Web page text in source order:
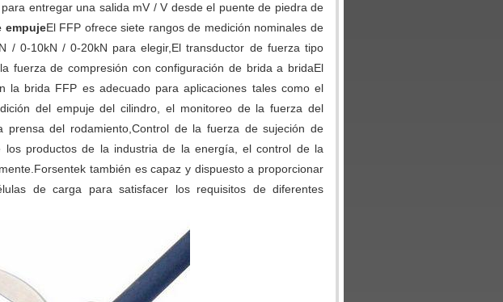
entregar una salida mV / V desde el puente de piedra de
empujeEl FFP ofrece siete rangos de medición nominales de
/ 0-10kN / 0-20kN para elegir,El transductor de fuerza tipo
fuerza de compresión con configuración de brida a bridaEl
la brida FFP es adecuado para aplicaciones tales como el
del empuje del cilindro, el monitoreo de la fuerza del
prensa del rodamiento,Control de la fuerza de sujeción de
los productos de la industria de la energía, el control de la
también es capaz y dispuesto a proporcionar
de carga para satisfacer los requisitos de diferentes